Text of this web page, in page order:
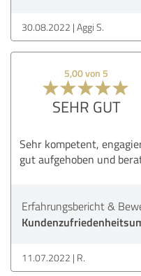
30.08.2022 Aggi S.
5,00 von 5
SEHR GUT
Sehr kompetent,
gut aufgehoben und
Erfahrungsbericht &
11.07.2022 R.